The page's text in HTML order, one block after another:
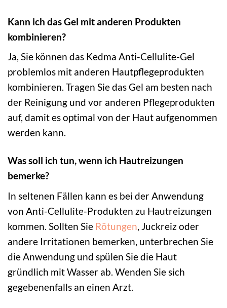
Kann ich das Gel mit anderen Produkten
kombinieren?
Ja, Sie können das Kedma Anti-Cellulite-Gel
problemlos mit anderen Hautpflegeprodukten
kombinieren. Tragen Sie das Gel am besten nach
der Reinigung und vor anderen Pflegeprodukten
auf, damit es optimal von der Haut aufgenommen
werden kann.
Was soll ich tun, wenn ich Hautreizungen
bemerke?
In seltenen Fällen kann es bei der Anwendung
von Anti-Cellulite-Produkten zu Hautreizungen
kommen. Sollten Sie Rötungen, Juckreiz oder
andere Irritationen bemerken, unterbrechen Sie
die Anwendung und spülen Sie die Haut
gründlich mit Wasser ab. Wenden Sie sich
gegebenenfalls an einen Arzt.